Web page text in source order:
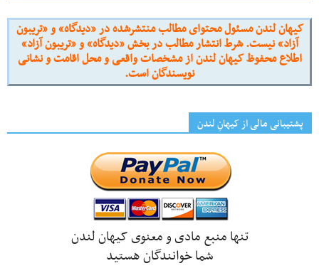
کیهان لندن مسئول محتوای مطالب منتشرشده در «دیدگاه» و «تریبون
آزاد» نیست. شرط انتشار مطالب در بخش «دیدگاه» و «تریبون آزاد»
اطلاع محفوظ کیهان لندن از مشخصات واقعی و محل اقامت و نشانی
نویسندگان است.
پشتیبانی مالی از کیهانِ لندن
تنها منبع مادی و معنوی کیهان لندن
شما خوانندگان هستید